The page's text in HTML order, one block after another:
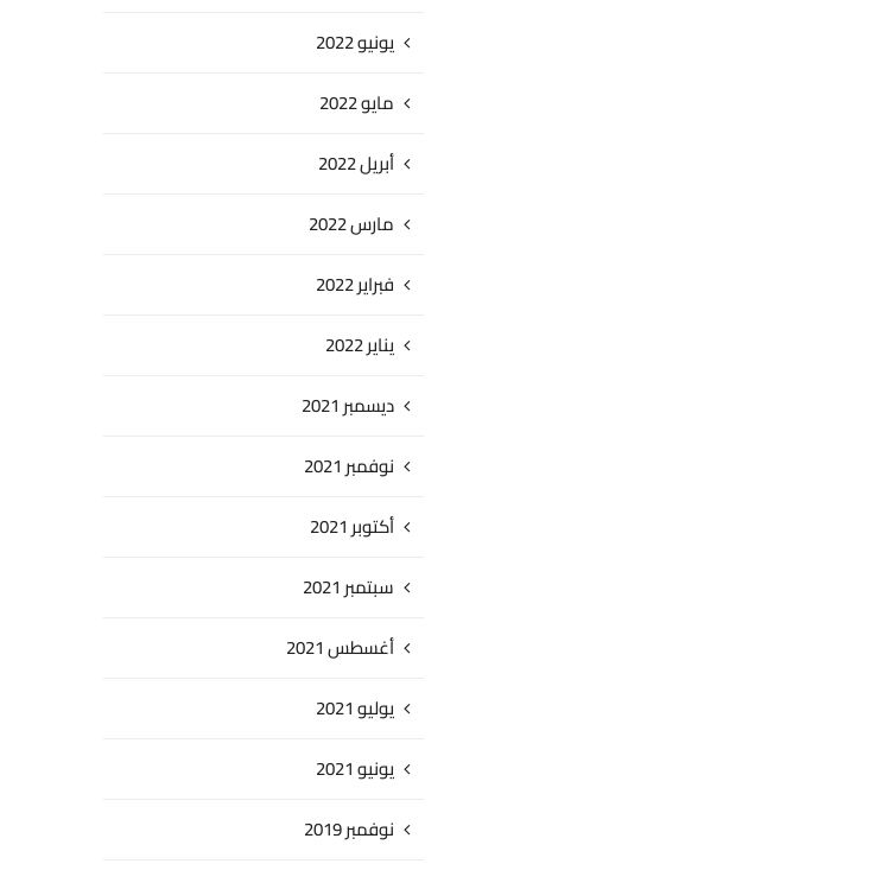
يونيو 2022
مايو 2022
أبريل 2022
مارس 2022
فبراير 2022
يناير 2022
ديسمبر 2021
نوفمبر 2021
أكتوبر 2021
سبتمبر 2021
أغسطس 2021
يوليو 2021
يونيو 2021
نوفمبر 2019